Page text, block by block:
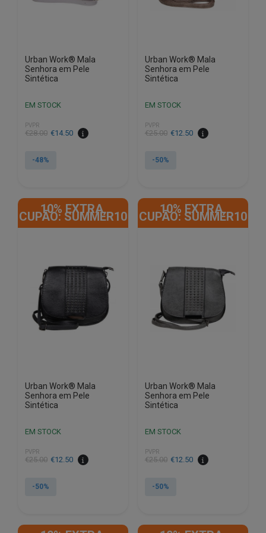
Urban Work® Mala
Senhora em Pele
Sintética
EM STOCK
PVPR
€28.00
O
original
€14.50
O
atual
-48%
Urban Work® Mala
Senhora em Pele
Sintética
EM STOCK
PVPR
€25.00
O
original
€12.50
O
atual
-50%
10% EXTRA,
CUPÃO: SUMMER10
Urban Work® Mala
Senhora em Pele
Sintética
EM STOCK
PVPR
€25.00
O
original
€12.50
O
atual
-50%
10% EXTRA,
CUPÃO: SUMMER10
Urban Work® Mala
Senhora em Pele
Sintética
EM STOCK
PVPR
€25.00
O
original
€12.50
O
atual
-50%